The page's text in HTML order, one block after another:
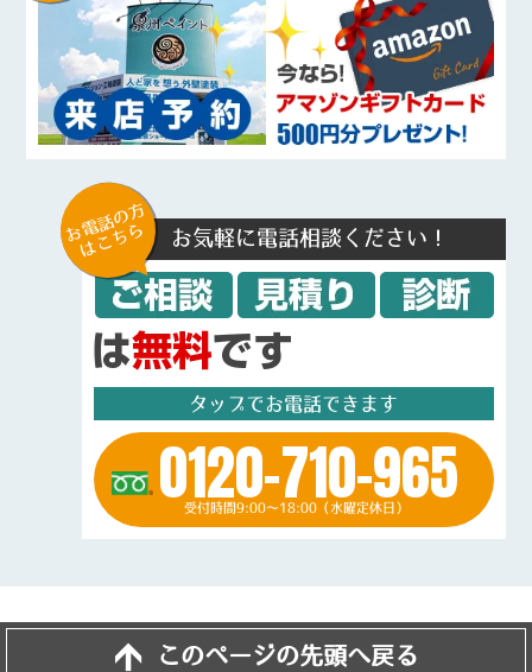
お電話の方
はこちら お気軽に電話相談ください！
タップでお電話できます
0120-710-965
受付時間9:00～18:00（水曜定休日）
このページの先頭へ戻る